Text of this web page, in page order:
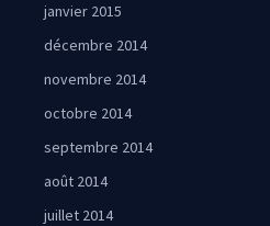
janvier 2015
décembre 2014
novembre 2014
octobre 2014
septembre 2014
août 2014
juillet 2014